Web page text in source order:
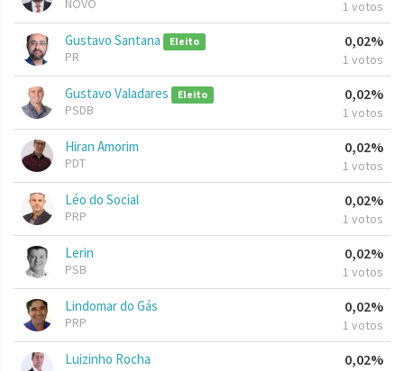
NOVO 1 votos
Gustavo Santana Eleito
PR
0,02%
1 votos
Gustavo Valadares Eleito
PSDB
0,02%
1 votos
Hiran Amorim
PDT
0,02%
1 votos
Léo do Social
PRP
0,02%
1 votos
Lerin
PSB
0,02%
1 votos
Lindomar do Gás
PRP
0,02%
1 votos
Luizinho Rocha 0,02%